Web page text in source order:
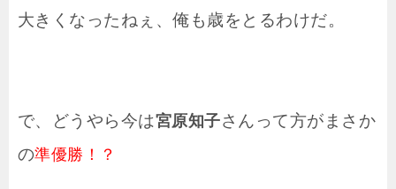
大きくなったねぇ、俺も歳をとるわけだ。
で、どうやら今は宮原知子さんって方がまさか
の準優勝！？